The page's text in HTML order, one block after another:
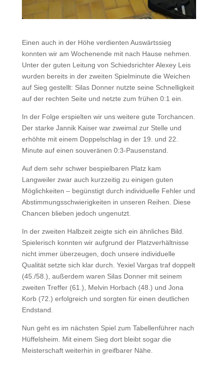
Einen auch in der Höhe verdienten Auswärtssieg
konnten wir am Wochenende mit nach Hause nehmen.
Unter der guten Leitung von Schiedsrichter Alexey Leis
wurden bereits in der zweiten Spielminute die Weichen
auf Sieg gestellt: Silas Donner nutzte seine Schnelligkeit
auf der rechten Seite und netzte zum frühen 0:1 ein.
In der Folge erspielten wir uns weitere gute Torchancen.
Der starke Jannik Kaiser war zweimal zur Stelle und
erhöhte mit einem Doppelschlag in der 19. und 22.
Minute auf einen souveränen 0:3‑Pausenstand.
Auf dem sehr schwer bespielbaren Platz kam
Langweiler zwar auch kurzzeitig zu einigen guten
Möglichkeiten – begünstigt durch individuelle Fehler und
Abstimmungsschwierigkeiten in unseren Reihen. Diese
Chancen blieben jedoch ungenutzt.
In der zweiten Halbzeit zeigte sich ein ähnliches Bild.
Spielerisch konnten wir aufgrund der Platzverhältnisse
nicht immer überzeugen, doch unsere individuelle
Qualität setzte sich klar durch. Yexiel Vargas traf doppelt
(45./58.), außerdem waren Silas Donner mit seinem
zweiten Treffer (61.), Melvin Horbach (48.) und Jona
Korb (72.) erfolgreich und sorgten für einen deutlichen
Endstand.
Nun geht es im nächsten Spiel zum Tabellenführer nach
Hüffelsheim. Mit einem Sieg dort bleibt sogar die
Meisterschaft weiterhin in greifbarer Nähe.